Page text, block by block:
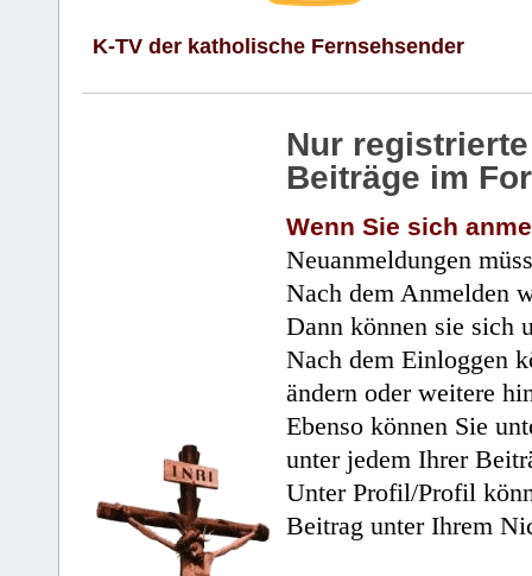
K-TV der katholische Fernsehsender
Nur
Beiträge im
Wenn Sie sich
Neuanmeldungen
Nach dem Anmelden
Dann können sie sich
Nach dem Einloggen
ändern oder weitere
Ebenso können Sie
unter jedem Ihrer
Unter Profil/Profil
Beitrag unter Ihrem